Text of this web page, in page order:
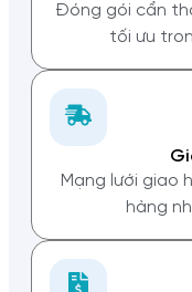
Đóng gói cẩn
tối ưu
Mạng lưới giao
hàng